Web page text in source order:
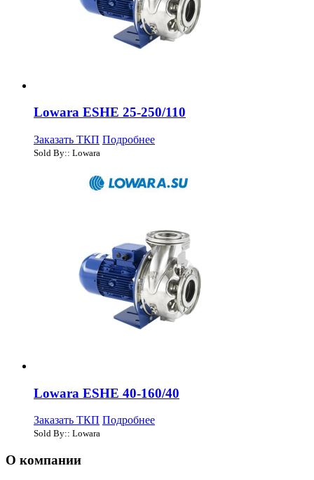
Lowara ESHE 25-250/110
Заказать ТКП Подробнее
Sold By:: Lowara
Lowara ESHE 40-160/40
Заказать ТКП Подробнее
Sold By:: Lowara
О компании